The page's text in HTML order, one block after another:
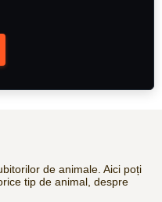
de animale. Aici poți
tip de animal, despre